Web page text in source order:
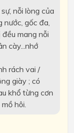
nỗi lòng của
nước, gốc đa,
mang nỗi
cày...nhớ
rách vai /
giày ; có
khổ từng cơn
hôi.